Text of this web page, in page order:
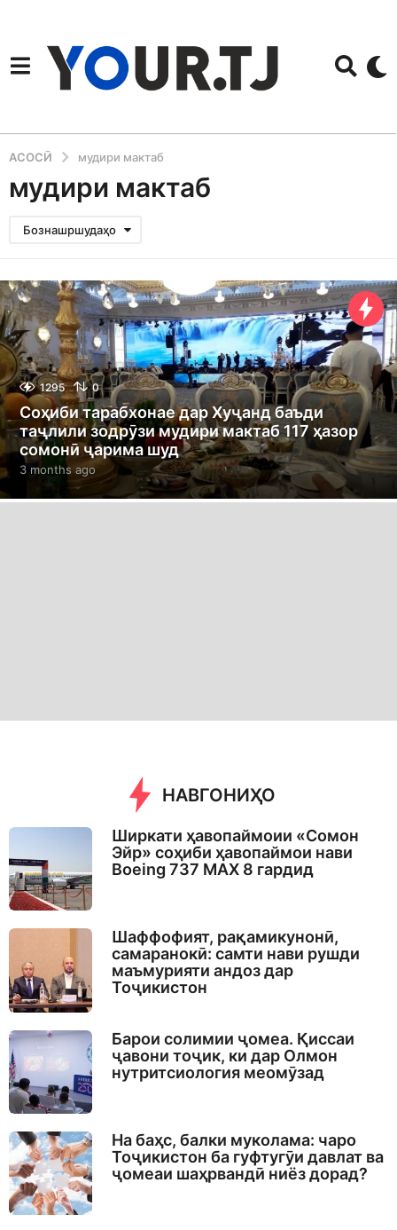
АСОСӢ мудири мактаб
мудири мактаб
Бознашршудаҳо
1295 0
Соҳиби тарабхонае дар Хуҷанд баъди
таҷлили зодрӯзи мудири мактаб 117 ҳазор
сомонӣ ҷарима шуд
3 months ago3
o
НАВГОНИҲО
Ширкати ҳавопаймоии «Сомон
Эйр» соҳиби ҳавопаймои нави
Boeing 737 MAX 8 гардид
Шаффофият, рақамикунонӣ,
самаранокӣ: самти нави рушди
маъмурияти андоз дар
Тоҷикистон
Барои солимии ҷомеа. Қиссаи
ҷавони тоҷик, ки дар Олмон
нутритсиология меомӯзад
На баҳс, балки муколама: чаро
Тоҷикистон ба гуфтугӯи давлат ва
ҷомеаи шаҳрвандӣ ниёз дорад?